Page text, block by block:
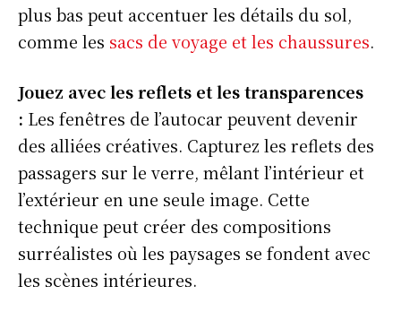
plus bas peut accentuer les détails du sol,
comme les sacs de voyage et les chaussures.
Jouez avec les reflets et les transparences
: Les fenêtres de l’autocar peuvent devenir
des alliées créatives. Capturez les reflets des
passagers sur le verre, mêlant l’intérieur et
l’extérieur en une seule image. Cette
technique peut créer des compositions
surréalistes où les paysages se fondent avec
les scènes intérieures.